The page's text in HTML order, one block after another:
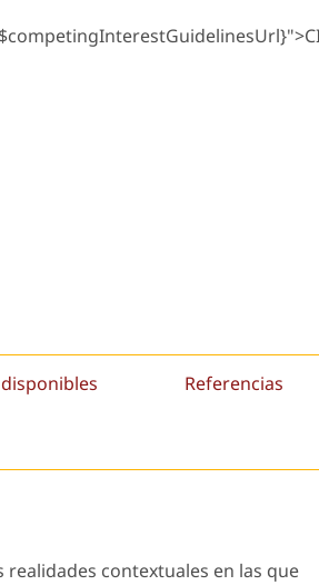
Referencias
contextuales en las que